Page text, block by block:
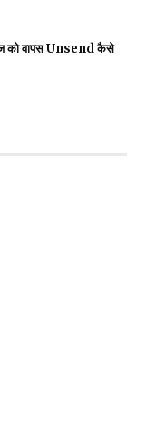
को वापस Unsend कैसे